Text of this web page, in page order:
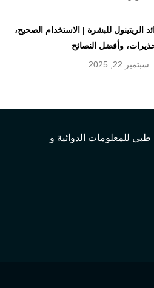
الريتينول للبشرة | الاستخدام الصحيح،
وأفضل النصائح
سبتمبر 22, 2025
للمعلومات الدوائية و